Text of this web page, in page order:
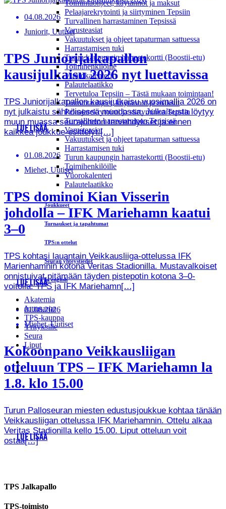
Toimintaohjeet, käytännöt ja maksut
Pelaajarekrytointi ja siirtyminen Tepsiin
Turvallinen harrastaminen Tepsissä
Varusteasiat
Vakuutukset ja ohjeet tapaturman sattuessa
Harrastamisen tuki
Turun kaupungin harrastekortti (Boostii-etu)
Toimihenkilöille
Vuorokalenteri
Palautelaatikko
Tervetuloa Tepsiin – Tästä mukaan toimintaan!
Toimintaohjeet, käytännöt ja maksut
Pelaajarekrytointi ja siirtyminen Tepsiin
Turvallinen harrastaminen Tepsissä
Varusteasiat
Vakuutukset ja ohjeet tapaturman sattuessa
Harrastamisen tuki
Turun kaupungin harrastekortti (Boostii-etu)
Toimihenkilöille
Vuorokalenteri
Palautelaatikko
Joukkueet
Turnaukset ja tapahtumat
TPS:n ottelut
Seuran yhteystiedot
In english
Akatemia
Juttusarjat
TPS-kauppa
Yrityksille
Seura
Liput
04.08.2026
Juniorit, Uutiset
TPS Juniorijalkapallon
kausijulkaisu 2026 nyt luettavissa
TPS Juniorijalkapallon kausijulkaisu vuosimallia 2026 on
nyt julkaistu sähköisessä muodossa. Julkaisusta löytyy
muun muassa seurajohdon tervehdykset ja ennen
kaikkea joukkue-esittelyt.[…]
LUE LISÄÄ
01.08.2026
Miehet, Uutiset
TPS dominoi Kian Visserin
johdolla – IFK Mariehamn kaatui
3–0
TPS kohtasi lauantain Veikkausliiga-ottelussa IFK
Marienhamnin kotona Veritas Stadionilla. Mustavalkoiset
onnistuivat pitämään täyden pistepotin kotona 3–0-
voitolla. TPS ja IFK Mariehamn[…]
LUE LISÄÄ
01.08.2026
Miehet, Uutiset
Kokoonpano Veikkausliigan
otteluun TPS – IFK Mariehamn la
1.8. klo 15.00
Turun Palloseuran miesten edustusjoukkue kohtaa tänään
Veikkausliigan ottelussa IFK Mariehamnin. Ottelu alkaa
Veritas Stadionilla kello 15.00. Liput otteluun voit
ostaa[…]
LUE LISÄÄ
TPS Jalkapallo
TPS-toimisto